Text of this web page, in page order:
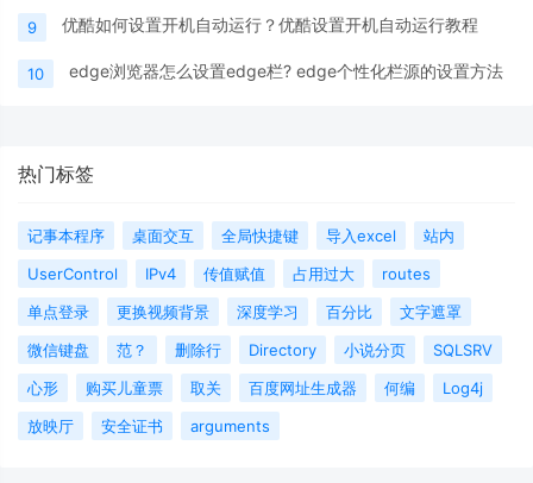
9 优酷如何设置开机自动运行？优酷设置开机自动运行教程
10 edge浏览器怎么设置edge栏? edge个性化栏源的设置方法
热门标签
记事本程序 桌面交互 全局快捷键 导入excel
站内
UserControl
IPv4 传值赋值 占用过大
routes
单点登录
更换视频背景 深度学习 百分比
文字遮罩
微信键盘
范？ 删除行 Directory 小说分页
SQLSRV
心形
购买儿童票 取关 百度网址生成器 何编
Log4j
放映厅
安全证书 arguments